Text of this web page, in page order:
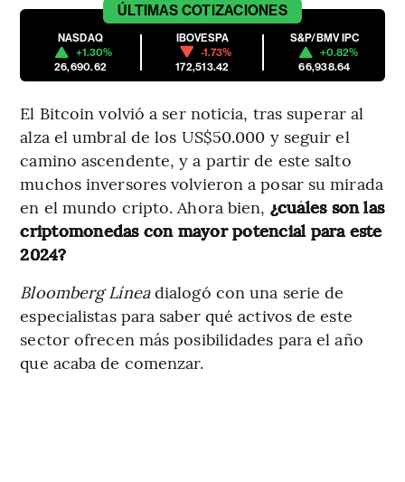
ÚLTIMAS COTIZACIONES
NASDAQ
+1.30%
26,690.62
IBOVESPA
-1.73%
172,513.42
S&P/BMV IPC
+0.82%
66,938.64
El Bitcoin volvió a ser noticia, tras superar al
alza el umbral de los US$50.000 y seguir el
camino ascendente, y a partir de este salto
muchos inversores volvieron a posar su mirada
en el mundo cripto. Ahora bien, ¿cuáles son las
criptomonedas con mayor potencial para este
2024?
Bloomberg Líneadialogó con una serie de
especialistas para saber qué activos de este
sector ofrecen más posibilidades para el año
que acaba de comenzar.